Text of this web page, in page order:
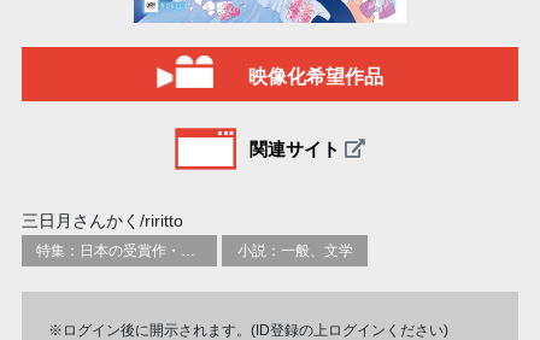
映像化希望作品
関連サイト
三日月さんかく/riritto
小説：一般、文学
※ログイン後に開示されます。(ID登録の上ログインください)